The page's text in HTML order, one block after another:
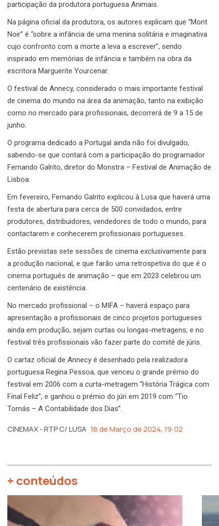
participação da produtora portuguesa Animais.
Na página oficial da produtora, os autores explicam que “Mont
Noir” é “sobre a infância de uma menina solitária e imaginativa
cujo confronto com a morte a leva a escrever”, sendo
inspirado em memórias de infância e também na obra da
escritora Marguerite Yourcenar.
O festival de Annecy, considerado o mais importante festival
de cinema do mundo na área da animação, tanto na exibição
como no mercado para profissionais, decorrerá de 9 a 15 de
junho.
O programa dedicado a Portugal ainda não foi divulgado,
sabendo-se que contará com a participação do programador
Fernando Galrito, diretor do Monstra – Festival de Animação de
Lisboa.
Em fevereiro, Fernando Galrito explicou à Lusa que haverá uma
festa de abertura para cerca de 500 convidados, entre
produtores, distribuidores, vendedores de todo o mundo, para
contactarem e conhecerem profissionais portugueses.
Estão previstas sete sessões de cinema exclusivamente para
a produção nacional, e que farão uma retrospetiva do que é o
cinema português de animação – que em 2023 celebrou um
centenário de existência.
No mercado profissional – o MIFA – haverá espaço para
apresentação a profissionais de cinco projetos portugueses
ainda em produção, sejam curtas ou longas-metragens; e no
festival três profissionais vão fazer parte do comité de júris.
O cartaz oficial de Annecy é desenhado pela realizadora
portuguesa Regina Pessoa, que venceu o grande prémio do
festival em 2006 com a curta-metragem “História Trágica com
Final Feliz”, e ganhou o prémio do júri em 2019 com “Tio
Tomás – A Contabilidade dos Dias”.
CINEMAX - RTP C/ LUSA 18 de Março de 2024, 19:02
+ conteúdos